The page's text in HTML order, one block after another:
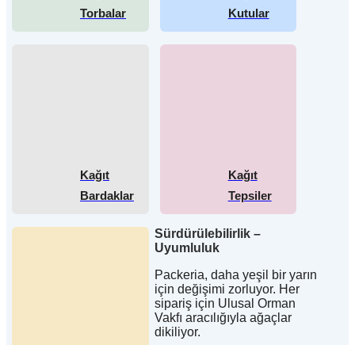
Torbalar
Kutular
Kağıt
Bardaklar
Kağıt
Tepsiler
Sürdürülebilirlik –
Uyumluluk
Packeria, daha yeşil bir yarın
için değişimi zorluyor. Her
sipariş için Ulusal Orman
Vakfı aracılığıyla ağaçlar
dikiliyor.